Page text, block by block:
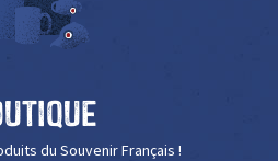
du Souvenir Français !